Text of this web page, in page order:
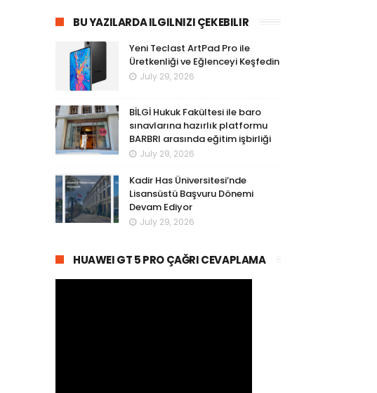
BU YAZILARDA ILGILNIZI ÇEKEBILIR
Yeni Teclast ArtPad Pro ile
Üretkenliği ve Eğlenceyi Keşfedin
July 29, 2026
BİLGİ Hukuk Fakültesi ile baro
sınavlarına hazırlık platformu
BARBRI arasında eğitim işbirliği
July 29, 2026
Kadir Has Üniversitesi’nde
Lisansüstü Başvuru Dönemi
Devam Ediyor
July 29, 2026
HUAWEI GT 5 PRO ÇAĞRI CEVAPLAMA